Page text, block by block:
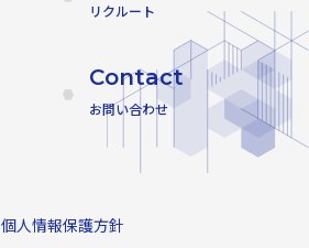
リクルート
Contact
お問い合わせ
個人情報保護方針